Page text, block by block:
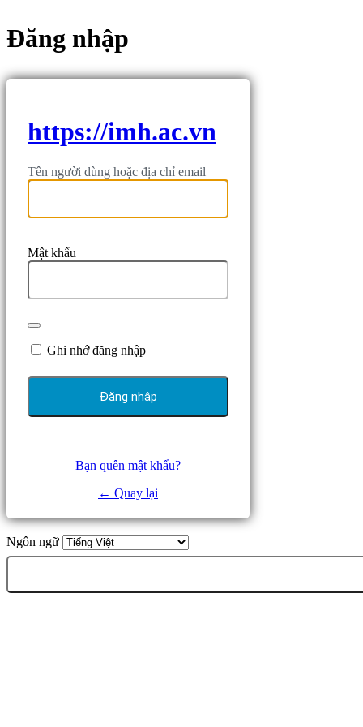
Đăng nhập
https://imh.ac.vn
Tên người dùng hoặc địa chỉ email
Mật khẩu
Ghi nhớ đăng nhập
Bạn quên mật khẩu?
← Quay lại
Ngôn ngữ